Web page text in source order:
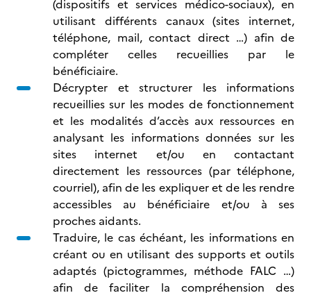
(dispositifs et services médico-sociaux), en
utilisant différents canaux (sites internet,
téléphone, mail, contact direct …) afin de
compléter celles recueillies par le
bénéficiaire.
Décrypter et structurer les informations
recueillies sur les modes de fonctionnement
et les modalités d’accès aux ressources en
analysant les informations données sur les
sites internet et/ou en contactant
directement les ressources (par téléphone,
courriel), afin de les expliquer et de les rendre
accessibles au bénéficiaire et/ou à ses
proches aidants.
Traduire, le cas échéant, les informations en
créant ou en utilisant des supports et outils
adaptés (pictogrammes, méthode FALC …)
afin de faciliter la compréhension des